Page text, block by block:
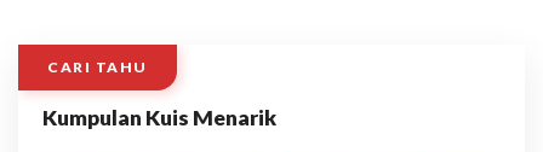
CARI TAHU
Kumpulan Kuis Menarik